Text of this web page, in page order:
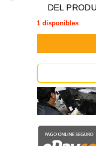
DEL
1 disponibles